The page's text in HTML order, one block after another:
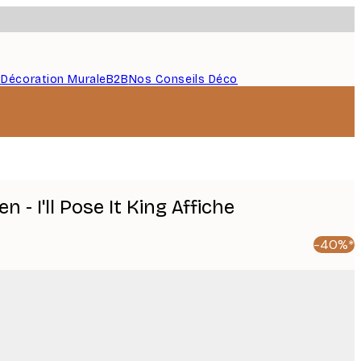
Décoration MuraleB2BNos Conseils Déco
- I'll Pose It King Affiche
-40%*